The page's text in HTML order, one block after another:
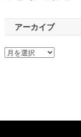
アーカイブ
ア